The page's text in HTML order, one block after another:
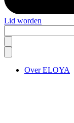
Lid worden
this
site
Over ELOYA